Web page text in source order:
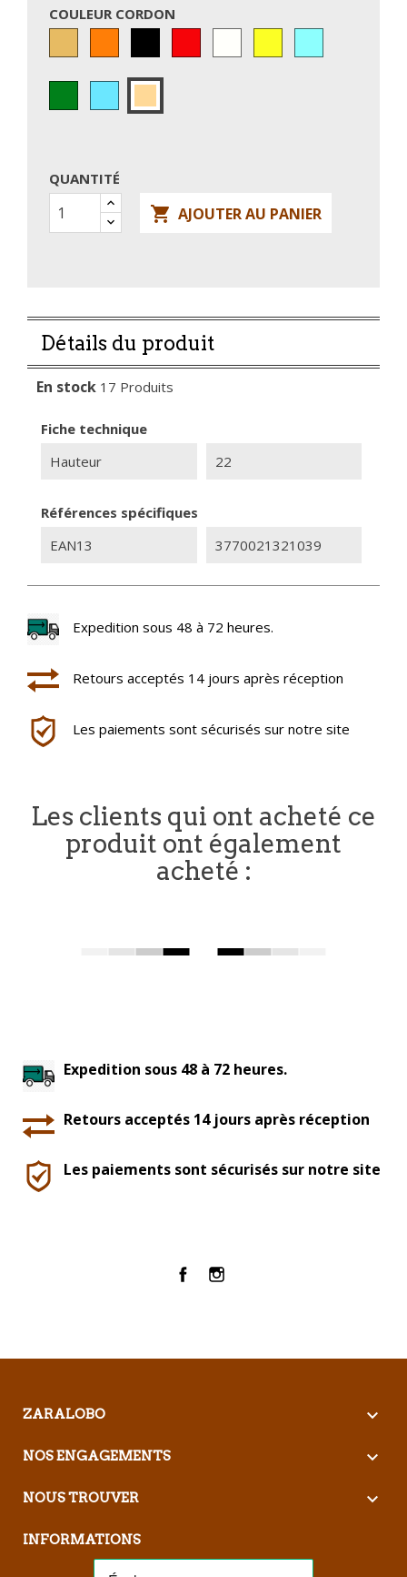
COULEUR CORDON
(torsadé)
BLEU
CIEL
Cuivré
QUANTITÉ
 AJOUTER AU PANIER
Détails du produit
En stock 17 Produits
Fiche technique
Hauteur
22
Références spécifiques
EAN13
3770021321039
Expedition sous 48 à 72 heures.
Retours acceptés 14 jours après réception
Les paiements sont sécurisés sur notre site
Les clients qui ont acheté ce
produit ont également
acheté :
Expedition sous 48 à 72 heures.
Retours acceptés 14 jours après réception
Les paiements sont sécurisés sur notre site
FacebookInstagram
ZARALOBO 
NOS ENGAGEMENTS 
NOUS TROUVER 
INFORMATIONS